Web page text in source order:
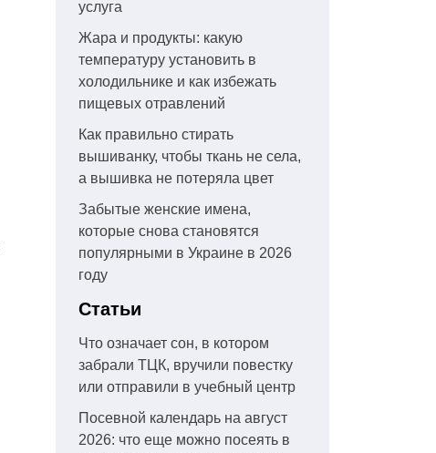
услуга
Жара и продукты: какую
температуру установить в
холодильнике и как избежать
пищевых отравлений
Как правильно стирать
вышиванку, чтобы ткань не села,
а вышивка не потеряла цвет
Забытые женские имена,
которые снова становятся
популярными в Украине в 2026
году
Статьи
Что означает сон, в котором
забрали ТЦК, вручили повестку
или отправили в учебный центр
Посевной календарь на август
2026: что еще можно посеять в